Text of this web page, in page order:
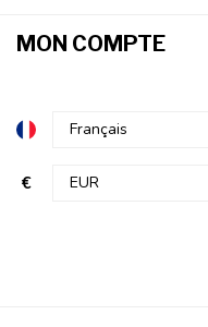
MON COMPTE
€